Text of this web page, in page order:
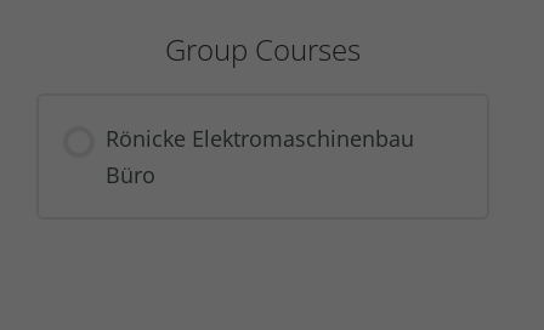
Group Courses
Rönicke Elektromaschinenbau
Büro